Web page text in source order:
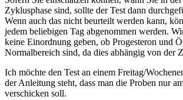
Zyklusphase sind, sollte der Test dann
Wenn auch das nicht beurteilt werden kann,
jedem beliebigen Tag abgenommen werden.
keine Einordnung geben, ob Progesteron und
Normalbereich sind, da dies abhängig von der
Ich möchte den Test an einem Freitag/
der Anleitung steht, dass man die Proben nur
verschicken soll.